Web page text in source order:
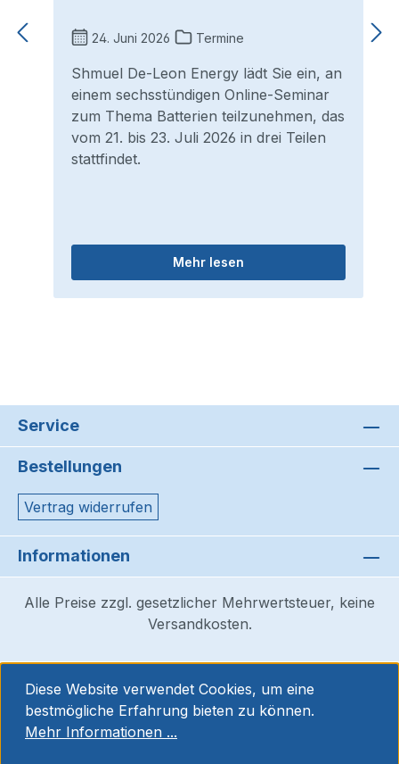
24. Juni 2026 Termine
Shmuel De-Leon Energy lädt Sie ein, an
einem sechsstündigen Online-Seminar
zum Thema Batterien teilzunehmen, das
vom 21. bis 23. Juli 2026 in drei Teilen
stattfindet.
Mehr lesen
Service
Bestellungen
Vertrag widerrufen
Informationen
Alle Preise zzgl. gesetzlicher Mehrwertsteuer, keine
Versandkosten.
Diese Website verwendet Cookies, um eine
bestmögliche Erfahrung bieten zu können.
Mehr Informationen ...